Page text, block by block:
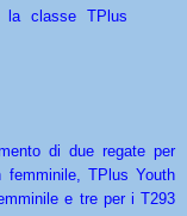
la classe TPlus
di due regate per
femminile, TPlus Youth
e tre per i T293